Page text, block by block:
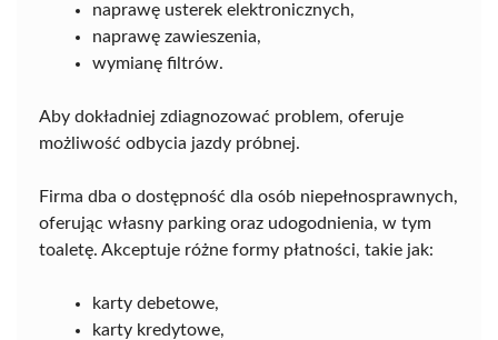
naprawę usterek elektronicznych,
naprawę zawieszenia,
wymianę filtrów.
Aby dokładniej zdiagnozować problem, oferuje
możliwość odbycia jazdy próbnej.
Firma dba o dostępność dla osób niepełnosprawnych,
oferując własny parking oraz udogodnienia, w tym
toaletę. Akceptuje różne formy płatności, takie jak:
karty debetowe,
karty kredytowe,